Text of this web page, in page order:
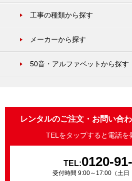
工事の種類から探す
メーカーから探す
50音・アルファベットから探す
レンタルのご注文・お問い合
TELをタップすると電話を
TEL:0120-
受付時間 9:00～17:00（土日